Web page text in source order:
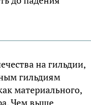
на гильдии,
гильдиям
материального,
Чем выше